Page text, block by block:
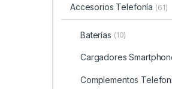
Accesorios Telefonía (61)
Baterías (10)
Cargadores
Complementos